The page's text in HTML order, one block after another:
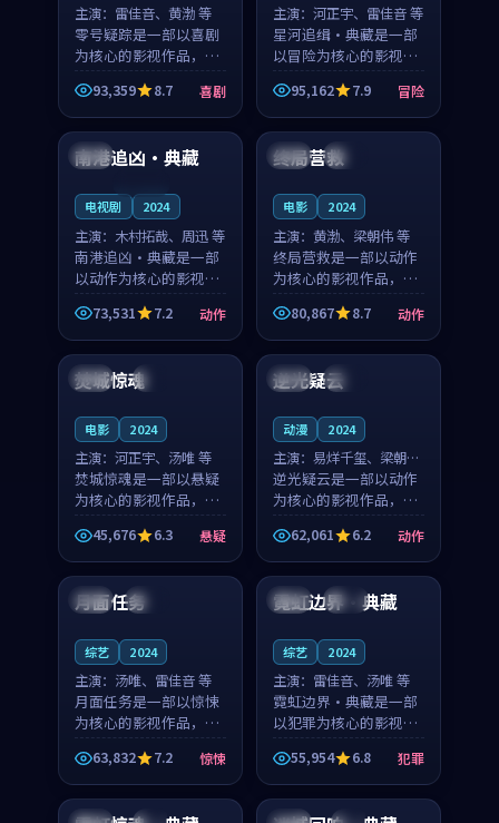
主演： 雷佳音、黄渤 等
零号疑踪是一部以喜剧
为核心的影视作品，围
绕危机、反转与人物成
长展开，整体节奏紧
凑，值得推荐观看。
93,359 8.7 喜剧
主演： 河正宇、雷佳音 等
星河追缉·典藏是一部
以冒险为核心的影视作
品，围绕危机、反转与
人物成长展开，整体节
奏紧凑，值得推荐观
看。
95,162 7.9 冒险
泰国
南港追凶·典藏
电视剧 2024
主演： 木村拓哉、周迅 等
南港追凶·典藏是一部
以动作为核心的影视作
品，围绕危机、反转与
人物成长展开，整体节
奏紧凑，值得推荐观
看。
73,531 7.2 动作
中国 热播
终局营救
电影 2024
主演： 黄渤、梁朝伟 等
终局营救是一部以动作
为核心的影视作品，围
绕危机、反转与人物成
长展开，整体节奏紧
凑，值得推荐观看。
80,867 8.7 动作
日本 4K
焚城惊魂
电影 2024
主演： 河正宇、汤唯 等
焚城惊魂是一部以悬疑
为核心的影视作品，围
绕危机、反转与人物成
长展开，整体节奏紧
凑，值得推荐观看。
45,676 6.3 悬疑
日本 高分
逆光疑云
动漫 2024
主演： 易烊千玺、梁朝伟
等
逆光疑云是一部以动作
为核心的影视作品，围
绕危机、反转与人物成
长展开，整体节奏紧
凑，值得推荐观看。
62,061 6.2 动作
中国 高分
月面任务
综艺 2024
主演： 汤唯、雷佳音 等
月面任务是一部以惊悚
为核心的影视作品，围
绕危机、反转与人物成
长展开，整体节奏紧
凑，值得推荐观看。
63,832 7.2 惊悚
泰国 独播
霓虹边界·典藏
综艺 2024
主演： 雷佳音、汤唯 等
霓虹边界·典藏是一部
以犯罪为核心的影视作
品，围绕危机、反转与
人物成长展开，整体节
奏紧凑，值得推荐观
看。
55,954 6.8 犯罪